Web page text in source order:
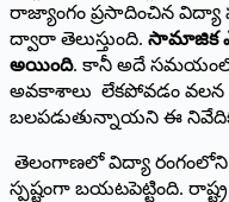
రాజ్యాంగం ప్రసాదించిన విద్యా
ద్వారా తెలుస్తుంది. సామాజిక
అయింది. కానీ అదే
అవకాశాలు లేకపోవడం
బలపడుతున్నాయని ఈ నివేదిక
తెలంగాణలో విద్యా
స్పష్టంగా బయటపెట్టింది.